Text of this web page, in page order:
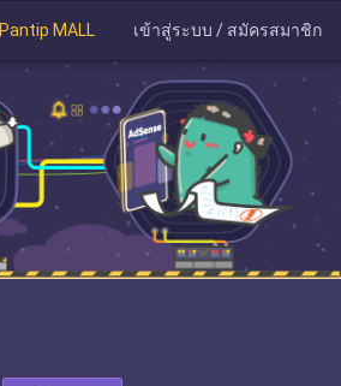
Pantip MALL เข้าสู่ระบบ / สมัครสมาชิก